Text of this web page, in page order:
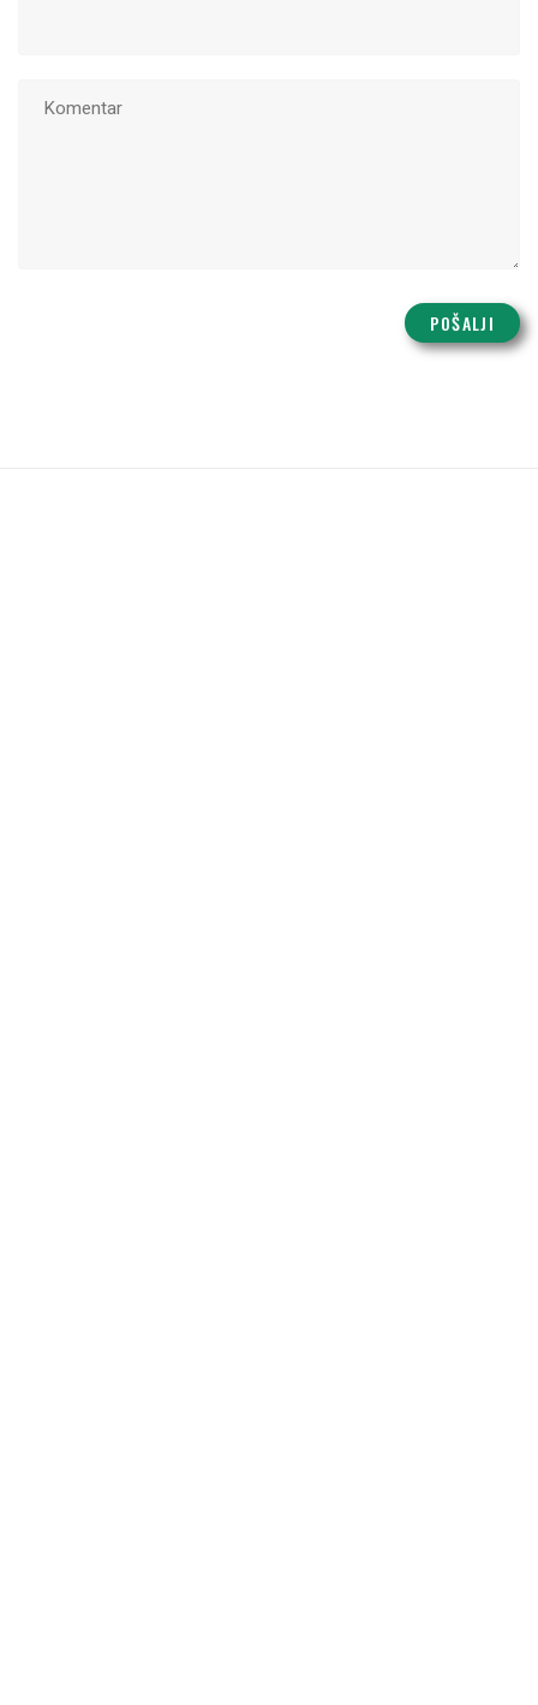
POŠALJI